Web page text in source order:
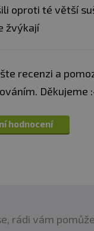
oproti té větší
žvýkají
recenzi a
Děkujeme
hodnocení
rádi vám